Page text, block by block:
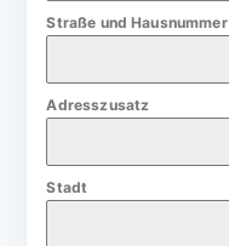
e
m
a
y
Straße und Hausnummer
Adresszusatz
Stadt